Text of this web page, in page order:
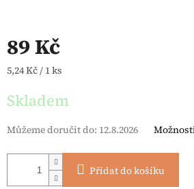
89 Kč
Měrná cena:
5,24 Kč / 1 ks
Skladem
Můžeme doručit do: 12.8.2026
Přidat do košíku